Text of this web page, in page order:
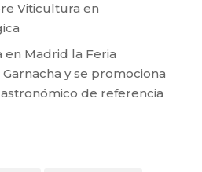
Viticultura en
en Madrid la Feria
y se promociona
de referencia